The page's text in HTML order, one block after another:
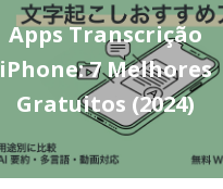
Apps Transcrição
iPhone: 7 Melhores
Gratuitos (2024)